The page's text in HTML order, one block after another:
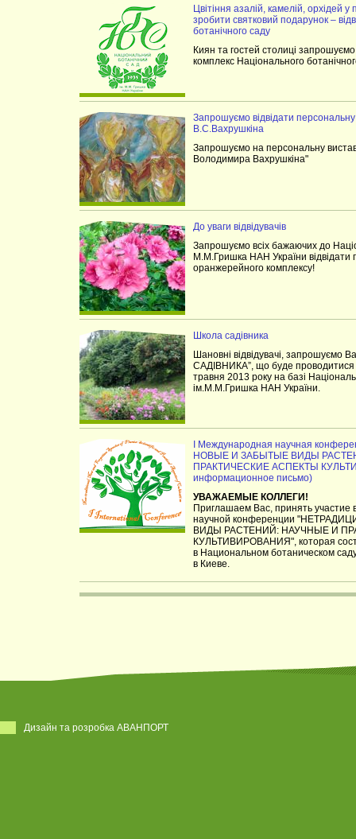
Цвітіння азалій, камелій, орхідей
зробити святковий подарунок –
ботанічного саду
Киян та гостей столиці
комплекс Національного
Запрошуємо відвідати персональну
В.С.Вахрушкіна
Запрошуємо на персональну
Володимира Вахрушкіна"
До уваги відвідувачів
Запрошуємо всіх бажаючих до
М.М.Гришка НАН України відвідати
оранжерейного комплексу!
Школа садівника
Шановні відвідувачі, запрошуємо
САДІВНИКА”, що буде проводитися
травня 2013 року на базі
ім.М.М.Гришка НАН України.
I Международная научная
НОВЫЕ И ЗАБЫТЫЕ ВИДЫ
ПРАКТИЧЕСКИЕ АСПЕКТЫ
информационное письмо)
УВАЖАЕМЫЕ КОЛЛЕГИ!
Приглашаем Вас, принять
научной конференции
ВИДЫ РАСТЕНИЙ: НАУЧНЫЕ И
КУЛЬТИВИРОВАНИЯ", которая
в Национальном ботаническом
в Киеве.
Дизайн та розробка АВАНПОРТ